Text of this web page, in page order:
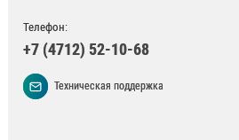
Телефон:
+7 (4712) 52-10-68
Техническая поддержка